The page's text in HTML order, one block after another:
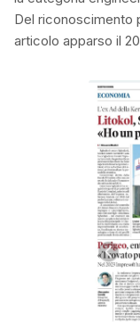
Del riconoscimento
articolo apparso il